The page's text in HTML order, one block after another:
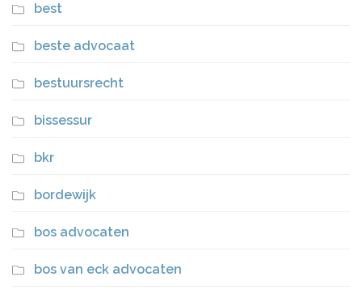
best
beste advocaat
bestuursrecht
bissessur
bkr
bordewijk
bos advocaten
bos van eck advocaten